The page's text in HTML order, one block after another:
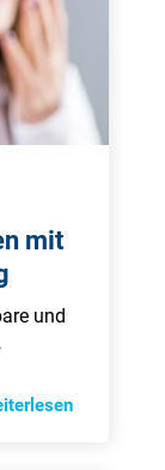
mit
und
eine